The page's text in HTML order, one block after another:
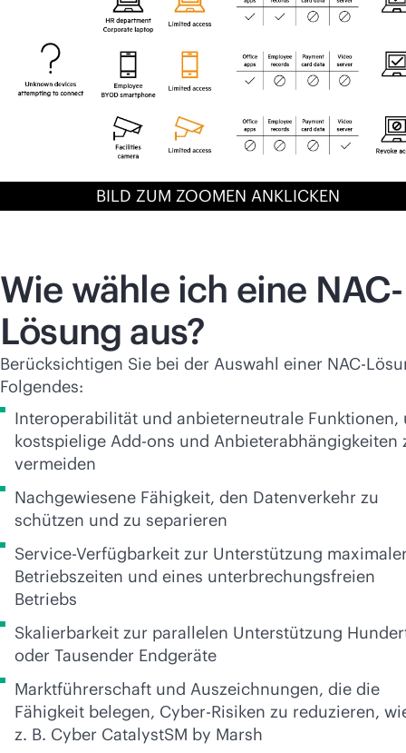
BILD ZUM ZOOMEN ANKLICKEN
Wie wähle ich eine NAC-
Lösung aus?
Berücksichtigen Sie bei der Auswahl einer NAC-
Folgendes:
Interoperabilität und anbieterneutrale Funktionen,
kostspielige Add-ons und Anbieterabhängigkeiten
vermeiden
Nachgewiesene Fähigkeit, den Datenverkehr zu
schützen und zu separieren
Service-Verfügbarkeit zur Unterstützung
Betriebszeiten und eines unterbrechungsfreien
Betriebs
Skalierbarkeit zur parallelen Unterstützung
oder Tausender Endgeräte
Marktführerschaft und Auszeichnungen, die die
Fähigkeit belegen, Cyber-Risiken zu reduzieren,
z. B. Cyber CatalystSM by Marsh